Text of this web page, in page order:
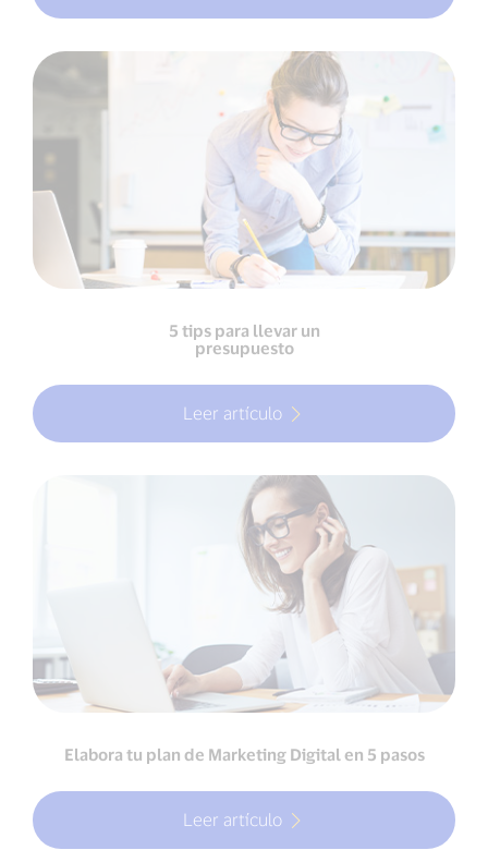
5 tips para llevar un
presupuesto
Leer artículo
Elabora tu plan de Marketing Digital en 5 pasos
Leer artículo